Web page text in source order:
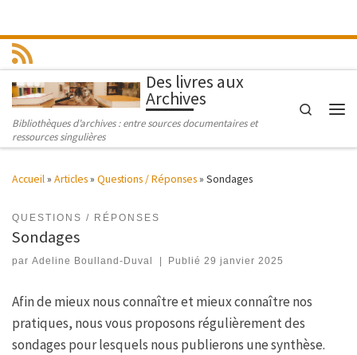
Des livres aux
Archives
Bibliothèques d’archives : entre sources documentaires et
ressources singulières
Search
Accueil» Articles» Questions / Réponses» Sondages
QUESTIONS / RÉPONSES
Sondages
par Adeline Boulland-Duval Publié29 janvier 2025
Afin de mieux nous connaître et mieux connaître nos
pratiques, nous vous proposons régulièrement des
sondages pour lesquels nous publierons une synthèse.